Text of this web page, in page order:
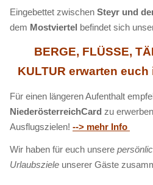
Eingebettet zwischen Steyr und
dem Mostviertel befindet sich
BERGE, FLÜSSE,
KULTUR erwarten
Für einen längeren Aufenthalt
NiederösterreichCard zu
Ausflugszielen! --> mehr Info
Wir haben für euch unsere
Urlaubsziele unserer Gäste